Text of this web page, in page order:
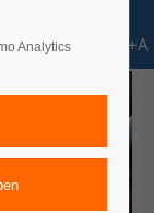
Shift+Alt+A
Analytics